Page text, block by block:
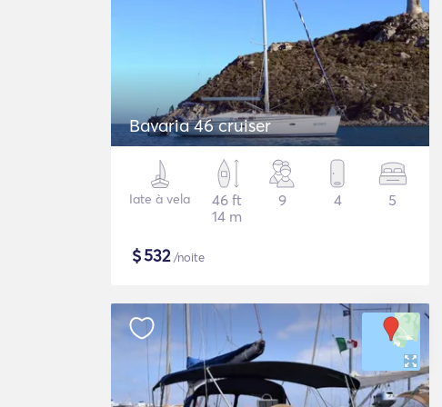
Bavaria 46 cruiser
Iate à vela
46 ft
14 m
9 4 5
$532/noite